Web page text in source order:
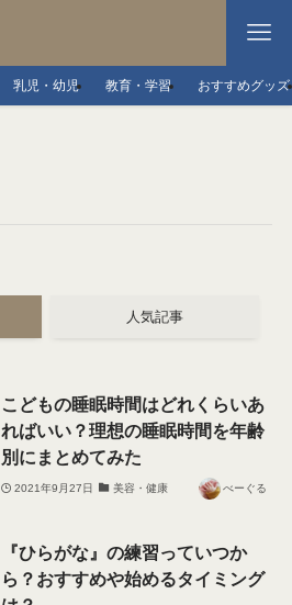
乳児・幼児 教育・学習 おすすめグッズ
人気記事
こどもの睡眠時間はどれくらいあ
ればいい？理想の睡眠時間を年齢
別にまとめてみた
2021年9月27日 美容・健康 べーぐる
『ひらがな』の練習っていつか
ら？おすすめや始めるタイミング